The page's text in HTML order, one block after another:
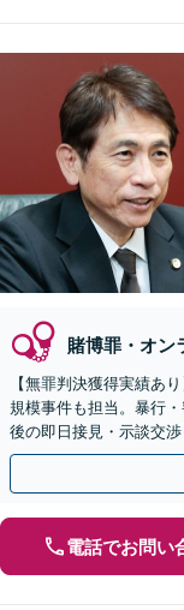
賭博罪・オン
【無罪判決獲得実績あ
規模事件も担当。暴行
後の即日接見・示談交
小限に抑えます。【初
電話でお問い